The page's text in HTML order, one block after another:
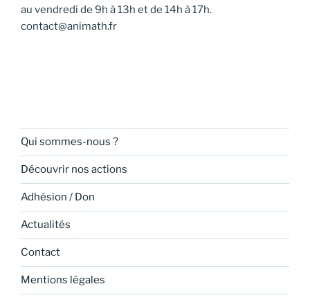
au vendredi de 9h à 13h et de 14h à 17h.
contact@animath.fr
Qui sommes-nous ?
Découvrir nos actions
Adhésion / Don
Actualités
Contact
Mentions légales